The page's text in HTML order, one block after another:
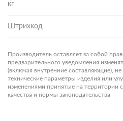
кг
Штрихкод
Производитель оставляет за собой
предварительного уведомления
(включая внутренние составляющие),
технические параметры изделия или
изменениями принятые на территории
качества и нормы законодательства